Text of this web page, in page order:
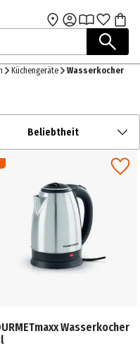
Hauptinhalt
Küchengeräte Wasserkocher
Beliebtheit
Wasserkocher